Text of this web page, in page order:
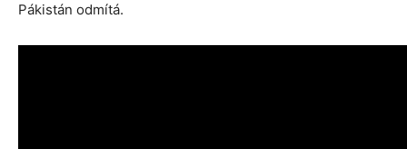
Pákistán odmítá.